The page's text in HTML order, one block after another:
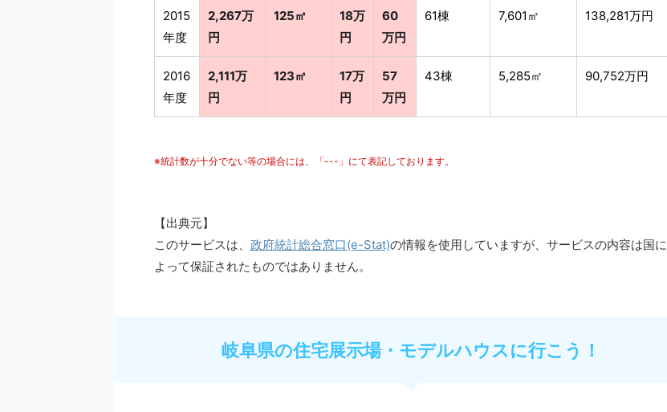
2015
年度
2,267万
円
125㎡
18万
円
60
万円
61棟 7,601㎡ 138,281万円
2016
年度
2,111万
円
123㎡
17万
円
57
万円
43棟 5,285㎡ 90,752万円
※統計数が十分でない等の場合には、「---」にて表記しております。
【出典元】
このサービスは、 政府統計総合窓口(e-Stat)の情報を使用していますが、サービスの内容は国に
よって保証されたものではありません。
岐阜県の住宅展示場・モデルハウスに行こう！